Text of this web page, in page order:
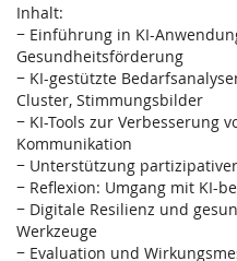
Inhalt:
− Einführung in KI-
Gesundheitsförderung
− KI-gestützte
Cluster, Stimmungsbilder
− KI-Tools zur Verbesserung
Kommunikation
− Unterstützung
− Reflexion: Umgang mit KI-
− Digitale Resilienz und
Werkzeuge
− Evaluation und